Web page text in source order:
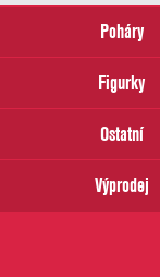
email
Poháry
Figurky
Ostatní
Výprodej